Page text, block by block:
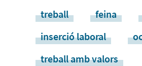
treball
feina
inserció laboral
treball amb valors